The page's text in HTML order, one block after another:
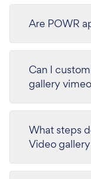
Are POWR
Can I
gallery
What steps
Video